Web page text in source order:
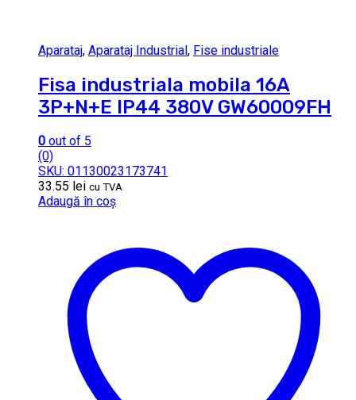
Aparataj, Aparataj Industrial, Fise industriale
Fisa industriala mobila 16A
3P+N+E IP44 380V GW60009FH
0 out of 5
(0)
SKU: 01130023173741
33.55 lei cu TVA
Adaugă în coș